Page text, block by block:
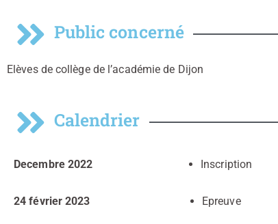
Public concerné
Elèves de collège de l’académie de Dijon
Calendrier
Decembre 2022 Inscription
24 février 2023 Epreuve